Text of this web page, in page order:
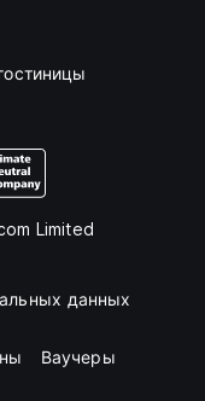
Limited
данных
Ваучеры